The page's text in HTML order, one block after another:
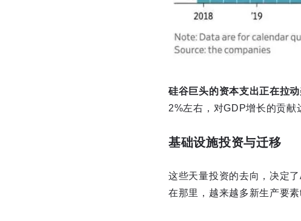
硅谷巨头的资本支出正在拉动
2%左右，对GDP增长的贡献
基础设施投资与迁移
这些天量投资的去向，决定
在那里，越来越多新生产要素